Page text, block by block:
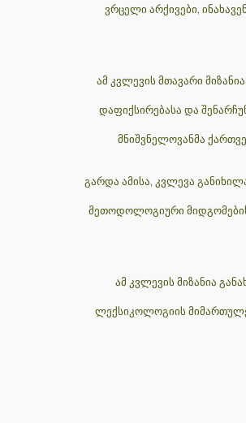
ვრცელი არქივები,
ამ კვლევის მთავარი
დაფიქსირებასა და
მნიშვნელოვანმა
გარდა ამისა, კვლევა
მეთოდოლოგიური მიდგომების
ამ კვლევის მიზანია
ლექსიკოლოგიის